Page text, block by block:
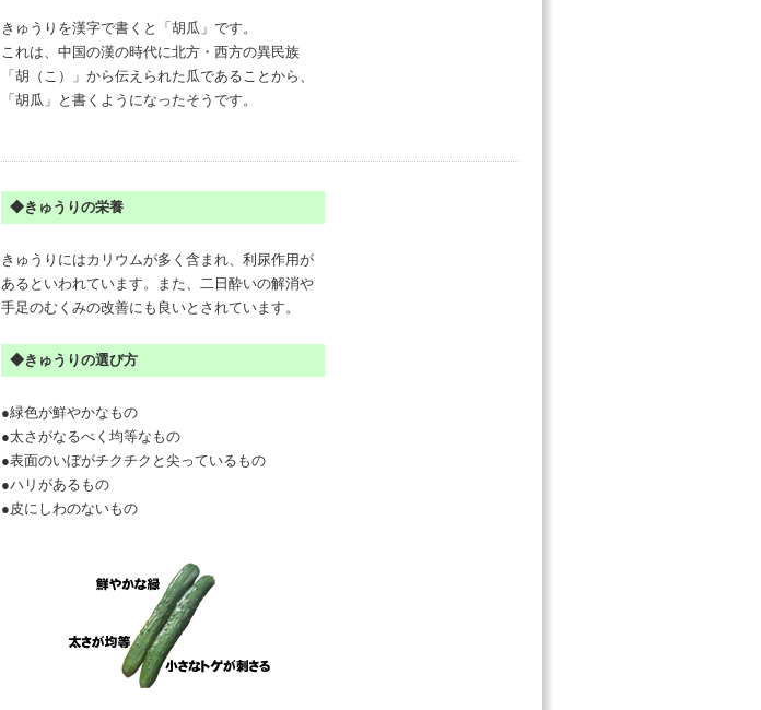
きゅうりを漢字で書くと「胡瓜」です。
これは、中国の漢の時代に北方・西方の異民族
「胡（こ）」から伝えられた瓜であることから、
「胡瓜」と書くようになったそうです。
◆きゅうりの栄養
きゅうりにはカリウムが多く含まれ、利尿作用が
あるといわれています。また、二日酔いの解消や
手足のむくみの改善にも良いとされています。
◆きゅうりの選び方
●緑色が鮮やかなもの
●太さがなるべく均等なもの
●表面のいぼがチクチクと尖っているもの
●ハリがあるもの
●皮にしわのないもの